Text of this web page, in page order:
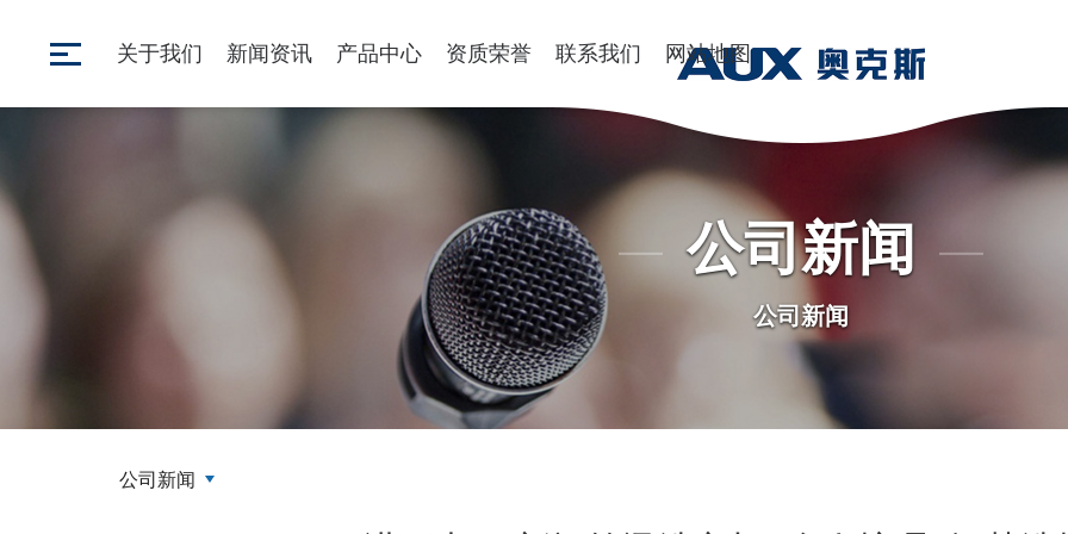
关于我们 新闻资讯 产品中心 资质荣誉 联系我们 网站地图
公司新闻
公司新闻
公司新闻